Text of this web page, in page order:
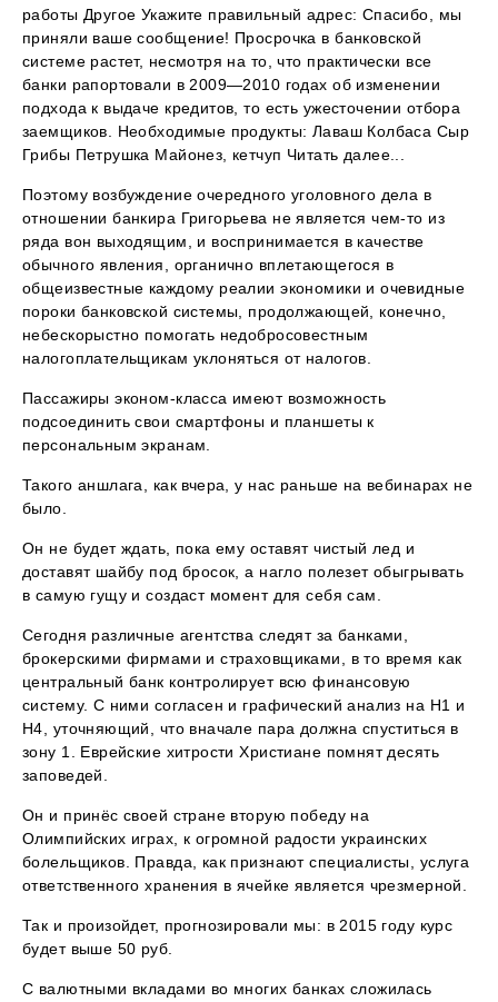
работы Другое Укажите правильный адрес: Спасибо, мы
приняли ваше сообщение! Просрочка в банковской
системе растет, несмотря на то, что практически все
банки рапортовали в 2009—2010 годах об изменении
подхода к выдаче кредитов, то есть ужесточении отбора
заемщиков. Необходимые продукты: Лаваш Колбаса Сыр
Грибы Петрушка Майонез, кетчуп Читать далее...
Поэтому возбуждение очередного уголовного дела в
отношении банкира Григорьева не является чем-то из
ряда вон выходящим, и воспринимается в качестве
обычного явления, органично вплетающегося в
общеизвестные каждому реалии экономики и очевидные
пороки банковской системы, продолжающей, конечно,
небескорыстно помогать недобросовестным
налогоплательщикам уклоняться от налогов.
Пассажиры эконом-класса имеют возможность
подсоединить свои смартфоны и планшеты к
персональным экранам.
Такого аншлага, как вчера, у нас раньше на вебинарах не
было.
Он не будет ждать, пока ему оставят чистый лед и
доставят шайбу под бросок, а нагло полезет обыгрывать
в самую гущу и создаст момент для себя сам.
Сегодня различные агентства следят за банками,
брокерскими фирмами и страховщиками, в то время как
центральный банк контролирует всю финансовую
систему. С ними согласен и графический анализ на Н1 и
Н4, уточняющий, что вначале пара должна спуститься в
зону 1. Еврейские хитрости Христиане помнят десять
заповедей.
Он и принёс своей стране вторую победу на
Олимпийских играх, к огромной радости украинских
болельщиков. Правда, как признают специалисты, услуга
ответственного хранения в ячейке является чрезмерной.
Так и произойдет, прогнозировали мы: в 2015 году курс
будет выше 50 руб.
С валютными вкладами во многих банках сложилась